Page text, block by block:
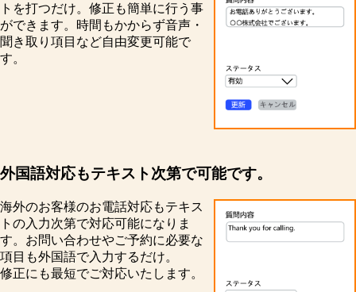
トを打つだけ。修正も簡単に行う事
ができます。時間もかからず音声・
聞き取り項目など自由変更可能で
す。
外国語対応もテキスト次第で可能です。
海外のお客様のお電話対応もテキス
トの入力次第で対応可能になりま
す。お問い合わせやご予約に必要な
項目も外国語で入力するだけ。
修正にも最短でご対応いたします。